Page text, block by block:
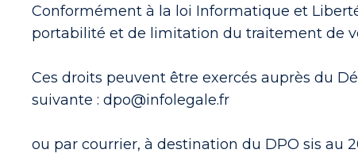
Conformément à la loi Informatique et
portabilité et de limitation du traitement de
Ces droits peuvent être exercés auprès du
suivante : dpo@infolegale.fr
ou par courrier, à destination du DPO sis au